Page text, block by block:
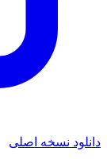
دانلود نسخه اصلی